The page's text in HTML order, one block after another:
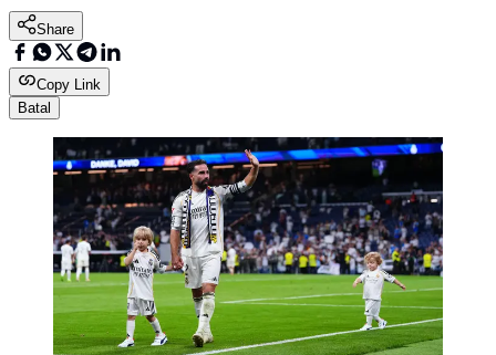
Share
Copy Link
Batal